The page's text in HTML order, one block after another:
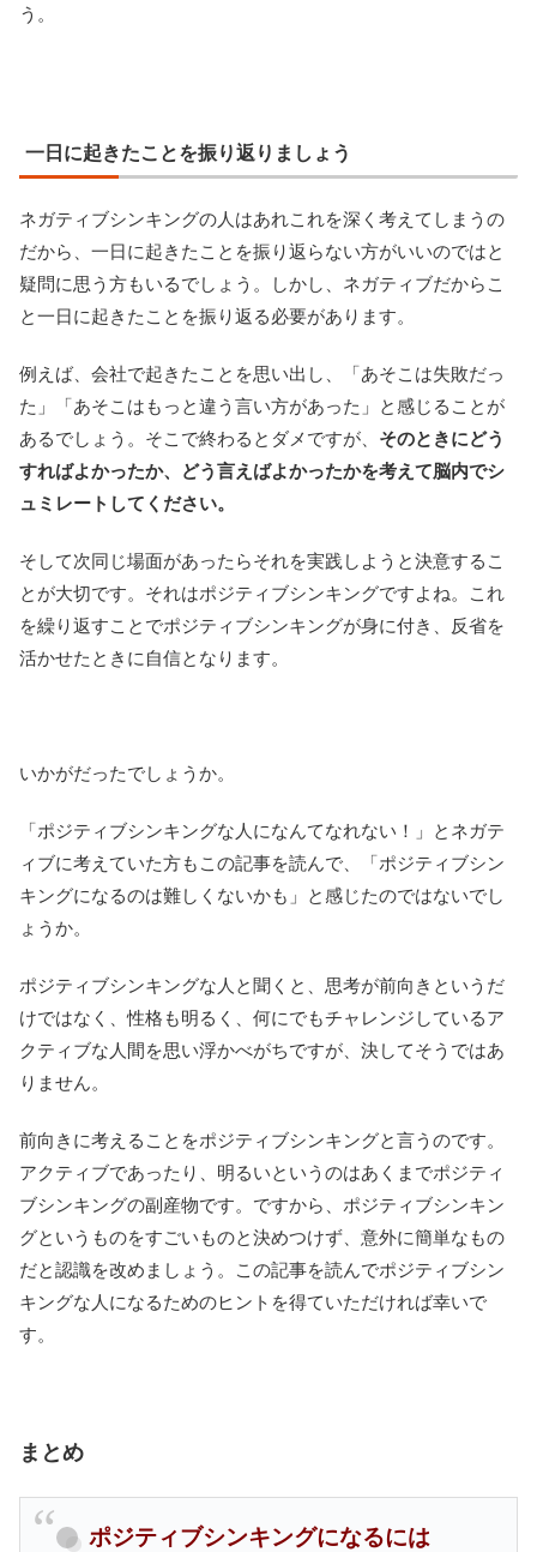
う。
一日に起きたことを振り返りましょう
ネガティブシンキングの人はあれこれを深く考えてしまうの
だから、一日に起きたことを振り返らない方がいいのではと
疑問に思う方もいるでしょう。しかし、ネガティブだからこ
と一日に起きたことを振り返る必要があります。
例えば、会社で起きたことを思い出し、「あそこは失敗だっ
た」「あそこはもっと違う言い方があった」と感じることが
あるでしょう。そこで終わるとダメですが、 そのときにどう
すればよかったか、どう言えばよかったかを考えて脳内でシ
ュミレートしてください。
そして次同じ場面があったらそれを実践しようと決意するこ
とが大切です。それはポジティブシンキングですよね。これ
を繰り返すことでポジティブシンキングが身に付き、反省を
活かせたときに自信となります。
いかがだったでしょうか。
「ポジティブシンキングな人になんてなれない！」とネガテ
ィブに考えていた方もこの記事を読んで、「ポジティブシン
キングになるのは難しくないかも」と感じたのではないでし
ょうか。
ポジティブシンキングな人と聞くと、思考が前向きというだ
けではなく、性格も明るく、何にでもチャレンジしているア
クティブな人間を思い浮かべがちですが、決してそうではあ
りません。
前向きに考えることをポジティブシンキングと言うのです。
アクティブであったり、明るいというのはあくまでポジティ
ブシンキングの副産物です。ですから、ポジティブシンキン
グというものをすごいものと決めつけず、意外に簡単なもの
だと認識を改めましょう。この記事を読んでポジティブシン
キングな人になるためのヒントを得ていただければ幸いで
す。
まとめ
ポジティブシンキングになるには